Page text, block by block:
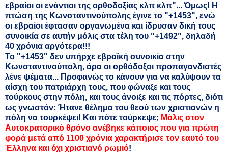
εβραίοι οι ενάντιοι της ορθοδοξίας κλπ κλπ"... Όμως! Η
πτώση της Κωνσταντινούπολης έγινε το "+1453", ενώ
οι εβραίοι έφτασαν οργανωμένα και ίδρυσαν δική τους
συνοικία σε αυτήν μόλις στα τέλη του "+1492", δηλαδή
40 χρόνια αργότερα!!!
Το "+1453" δεν υπήρχε εβραϊκή συνοικία στην
Κωνσταντινούπολη, άρα οι ορθόδοξοι προπαγανδιστές
λένε ψέματα... Προφανώς το κάνουν για να καλύψουν τα
αίσχη του πατριάρχη τους, που φώναξε και τους
τούρκους στην πόλη, και τους άνοιξε και τις πόρτες, διότι
ως γνωστόν: Ήτανε θέλημα του θεού των χριστιανών η
πόλη να τουρκέψει! Και πότε τούρκεψε; Μόλις στον
Αυτοκρατορικό θρόνο ανέβηκε κάποιος που για πρώτη
φορά μετά από 1100 χρόνια χαρακτήρισε τον εαυτό του
Έλληνα και όχι χριστιανό ρωμιό!